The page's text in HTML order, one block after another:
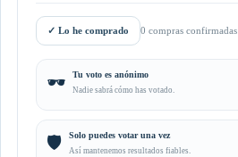
✓ Lo he comprado 0 compras confirmadas
🕶️ Tu voto es anónimo
Nadie sabrá cómo has votado.
🛡️ Solo puedes votar una vez
Así mantenemos resultados fiables.